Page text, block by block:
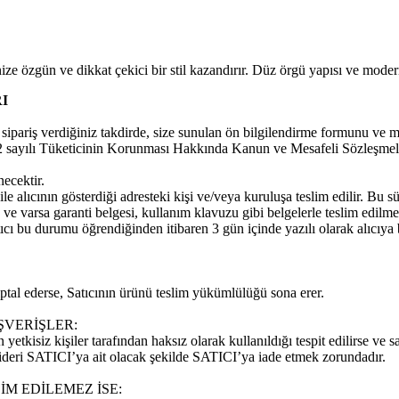
özgün ve dikkat çekici bir stil kazandırır. Düz örgü yapısı ve
verdiğiniz takdirde, size sunulan ön bilgilendirme formunu ve
sayılı Tüketicinin Korunması Hakkında Kanun ve Mesafeli
alıcının gösterdiği adresteki kişi ve/veya kuruluşa teslim edilir. Bu
varsa garanti belgesi, kullanım klavuzu gibi belgelerle teslim
bu durumu öğrendiğinden itibaren 3 gün içinde yazılı olarak
ederse, Satıcının ürünü teslim yükümlülüğü sona erer.
yetkisiz kişiler tarafından haksız olarak kullanıldığı tespit edilirse
SATICI’ya ait olacak şekilde SATICI’ya iade etmek zorundadır.
EDİLEMEZ İSE: